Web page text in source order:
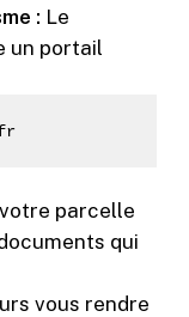
: Le
un portail
parcelle
qui
vous rendre